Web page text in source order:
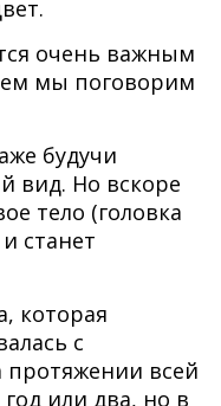
очень важным
мы поговорим
будучи
вид. Но вскоре
тело (головка
станет
которая
с
всей
или два, но в